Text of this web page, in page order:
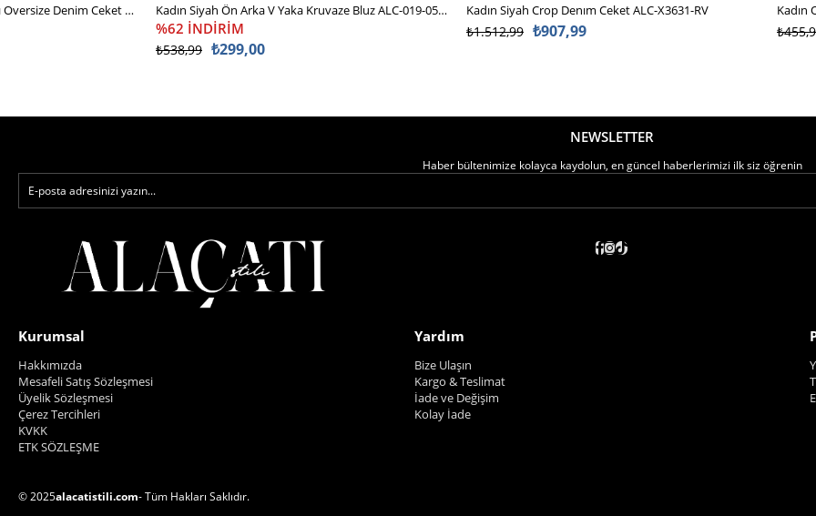
Kadın Ekru Çift Cepli Yıkamalı Oversize Denim Ceket ALC-X8152 Kadın Siyah Ön Arka V Yaka Kruvaze Bluz ALC-019-053-BLZ
%62 İNDİRİM
₺299,00
₺538,99
Kadın Siyah Crop Denım Ceket ALC-X3631-RV
₺907,99
₺1.512,99
NEWSLETTER
Haber bültenimize kolayca kaydolun, en güncel haberlerimizi ilk siz öğrenin
Kurumsal
Hakkımızda
Mesafeli Satış Sözleşmesi
Üyelik Sözleşmesi
Çerez Tercihleri
KVKK
ETK SÖZLEŞME
Yardım
Bize Ulaşın
Kargo & Teslimat
İade ve Değişim
Kolay İade
© 2025alacatistili.com- Tüm Hakları Saklıdır.